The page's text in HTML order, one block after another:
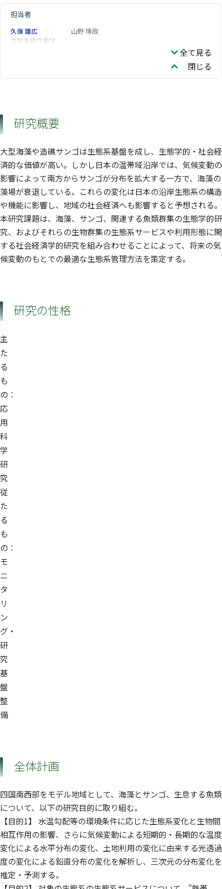
担当者
久保 雄広
生物多様性領域
山野 博哉
全て見る
閉じる
研究概要
大型海藻や造礁サンゴは生態系基盤を成し、生態学的・社会経
済的な価値が高い。しかし日本の温帯域沿岸では、気候変動の
影響によって南方からサンゴが分布を拡大する一方で、海藻の
藻場が衰退している。これらの変化は日本の沿岸生態系の構造
や機能に影響し、地域の社会経済へも影響すると予想される。
本研究課題は、海藻、サンゴ、関連する魚類群集の生態学的研
究、およびそれらの生物群集の生態系サービスや利用形態に関
する社会経済学的研究を組み合わせることによって、将来の気
候変動のもとでの最適な生態系管理方法を策定する。
研究の性格
主
た
る
も
の：
応
用
科
学
研
究
従
た
る
も
の：
モ
ニ
タ
リ
ン
グ・
研
究
基
盤
整
備
全体計画
四国南西部をモデル地域として、海藻とサンゴ、生息する魚類
について、以下の研究目的に取り組む。
【目的1】 水温勾配等の環境条件に応じた生態系変化と生物間
相互作用の影響、さらに気候変動による短期的・長期的な温度
変化による水平分布の変化、土地利用の変化に由来する光透過
度の変化による鉛直分布の変化を解析し、三次元の分布変化を
推定・予測する。